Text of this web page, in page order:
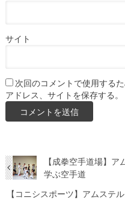
サイト
次回のコメントで使用する
アドレス、サイトを保存する。
【成拳空手道場】
学ぶ空手道
【コニシスポーツ】アムステ